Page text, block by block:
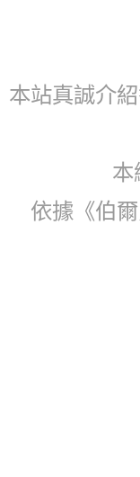
本站真誠介
本
依據《伯